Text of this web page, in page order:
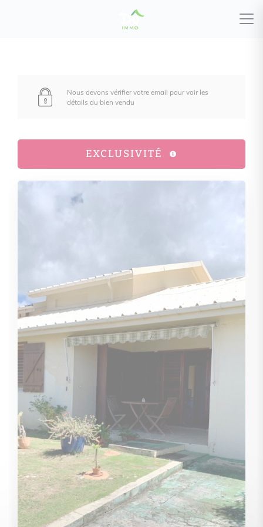
Nous devons vérifier votre email pour voir les
détails du bien vendu
EXCLUSIVITÉ